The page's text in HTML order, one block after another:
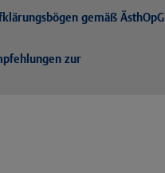
gemäß ÄsthOpG
zur